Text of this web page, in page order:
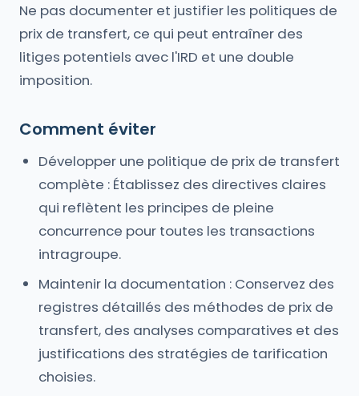
Ne pas documenter et justifier les politiques de
prix de transfert, ce qui peut entraîner des
litiges potentiels avec l'IRD et une double
imposition.
Comment éviter
Développer une politique de prix de transfert
complète : Établissez des directives claires
qui reflètent les principes de pleine
concurrence pour toutes les transactions
intragroupe.
Maintenir la documentation : Conservez des
registres détaillés des méthodes de prix de
transfert, des analyses comparatives et des
justifications des stratégies de tarification
choisies.